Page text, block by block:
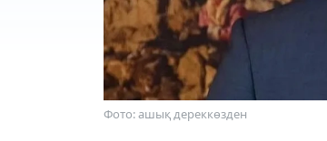
Фото: ашық дереккөзден